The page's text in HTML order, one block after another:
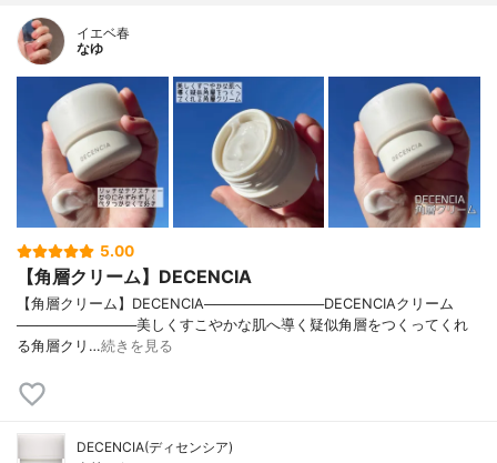
イエベ春
なゆ
5.00
【角層クリーム】DECENCIA
【角層クリーム】DECENCIA────────────DECENCIAクリーム
────────────美しくすこやかな肌へ導く疑似角層をつくってくれ
る角層クリ…続きを見る
DECENCIA(ディセンシア)